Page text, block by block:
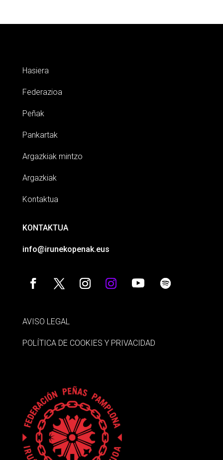
Hasiera
Federazioa
Peñak
Pankartak
Argazkiak mintzo
Argazkiak
Kontaktua
KONTAKTUA
info@irunekopenak.eus
AVISO LEGAL
POLÍTICA DE COOKIES Y PRIVACIDAD